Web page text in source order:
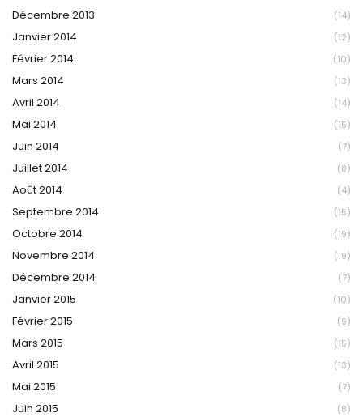
Décembre 2013
(14)
Janvier 2014 (12)
Février 2014 (10)
Mars 2014 (13)
Avril 2014 (14)
Mai 2014 (15)
Juin 2014 (7)
Juillet 2014 (8)
Août 2014 (4)
Septembre 2014 (15)
Octobre 2014 (19)
Novembre 2014 (19)
Décembre 2014 (7)
Janvier 2015 (10)
Février 2015 (9)
Mars 2015 (15)
Avril 2015 (13)
Mai 2015 (7)
Juin 2015 (8)